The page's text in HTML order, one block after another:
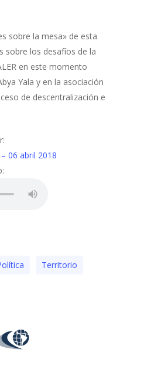
sobre la mesa» de esta
sobre los desafíos de la
en este momento
Yala y en la asociación
de descentralización e
06 abril 2018
Territorio